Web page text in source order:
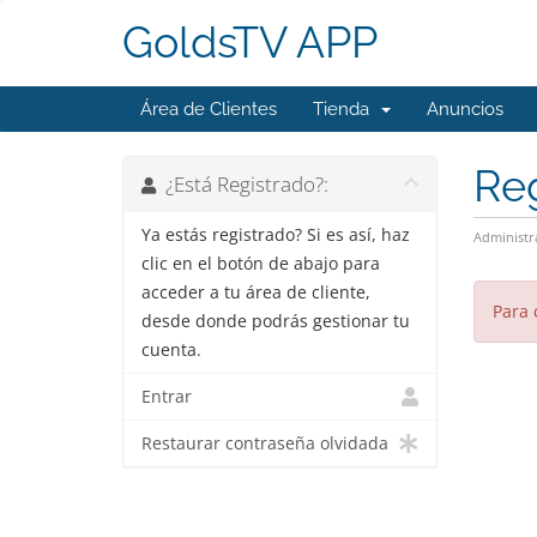
GoldsTV APP
Área de Clientes Tienda Anuncios
¿Está Registrado?:
Ya estás registrado? Si es así, haz
clic en el botón de abajo para
acceder a tu área de cliente,
desde donde podrás gestionar tu
cuenta.
Entrar
Restaurar contraseña olvidada
Para